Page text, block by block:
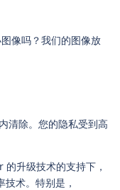
像吗？我们的图像放
清除。您的隐私受到高
升级技术的支持下，
术。特别是，